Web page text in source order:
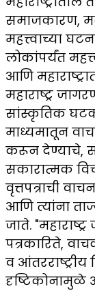
समाजकारण,
महत्त्वाच्या
लोकांपर्यंत
आणि
महाराष्ट्र
सांस्कृतिक
माध्यमातून
करून देण्याचे,
सकारात्मक
वृत्तपत्राची
आणि त्यांना
जाते.
पत्रकारिते,
व
दृष्टिकोनामुळे